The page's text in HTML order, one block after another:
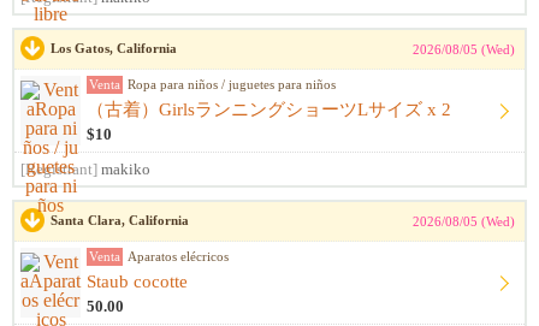
Los Gatos, California 2026/08/05 (Wed)
Venta Ropa para niños / juguetes para niños
（古着）GirlsランニングショーツLサイズ x 2
$10
[Registrant] makiko
Santa Clara, California 2026/08/05 (Wed)
Venta Aparatos elécricos
Staub cocotte
50.00